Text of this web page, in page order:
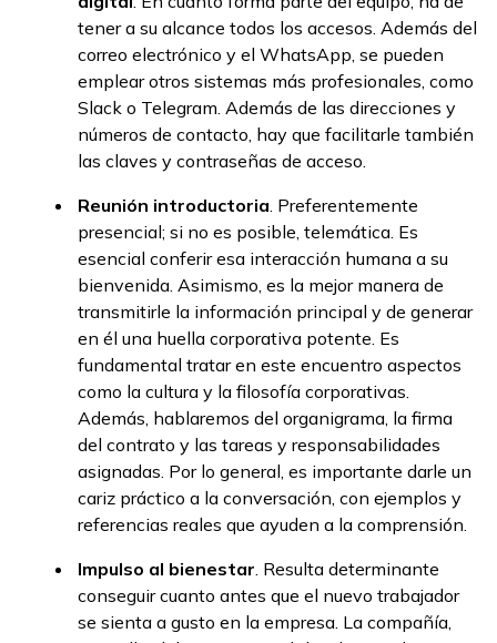
tener a su alcance todos los accesos. Además del
correo electrónico y el WhatsApp, se pueden
emplear otros sistemas más profesionales, como
Slack o Telegram. Además de las direcciones y
números de contacto, hay que facilitarle también
las claves y contraseñas de acceso.
Reunión introductoria . Preferentemente
presencial; si no es posible, telemática. Es
esencial conferir esa interacción humana a su
bienvenida. Asimismo, es la mejor manera de
transmitirle la información principal y de generar
en él una huella corporativa potente. Es
fundamental tratar en este encuentro aspectos
como la cultura y la filosofía corporativas.
Además, hablaremos del organigrama, la firma
del contrato y las tareas y responsabilidades
asignadas. Por lo general, es importante darle un
cariz práctico a la conversación, con ejemplos y
referencias reales que ayuden a la comprensión.
Impulso al bienestar . Resulta determinante
conseguir cuanto antes que el nuevo trabajador
se sienta a gusto en la empresa. La compañía,